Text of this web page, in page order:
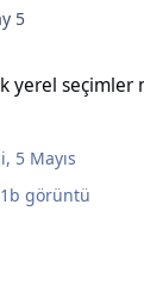
5
yerel seçimler
, 5 Mayıs
görüntü